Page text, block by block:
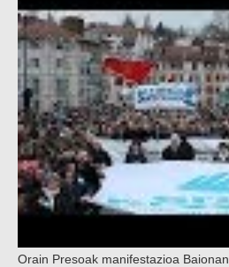
Orain Presoak manifestazioa Baionan